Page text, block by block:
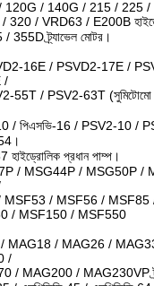
120G / 140G / 215 / 225
/ VRD63 / E200B
ট্র্যাভেল মোটর।
16E / PSVD2-17E /
/
55T / PSV2-63T (সুমিটোমো
/ পিএসভি-16 / PSV2-10 /
প্রধান পাম্প।
/ MSG44P / MSG50P /
MSF53 / MSF56 /
/ MSF150 / MSF550
MAG18 / MAG26 /
/
/ MAG200 / MAG230VP